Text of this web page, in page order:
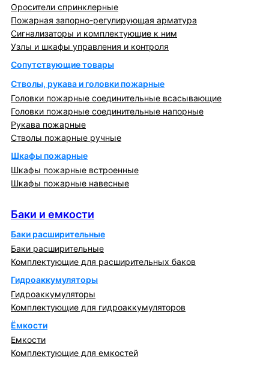
Оросители спринклерные
Пожарная запорно-регулирующая арматура
Сигнализаторы и комплектующие к ним
Узлы и шкафы управления и контроля
Сопутствующие товары
Стволы, рукава и головки пожарные
Головки пожарные соединительные всасывающие
Головки пожарные соединительные напорные
Рукава пожарные
Стволы пожарные ручные
Шкафы пожарные
Шкафы пожарные встроенные
Шкафы пожарные навесные
Баки и емкости
Баки расширительные
Баки расширительные
Комплектующие для расширительных баков
Гидроаккумуляторы
Гидроаккумуляторы
Комплектующие для гидроаккумуляторов
Ёмкости
Емкости
Комплектующие для емкостей